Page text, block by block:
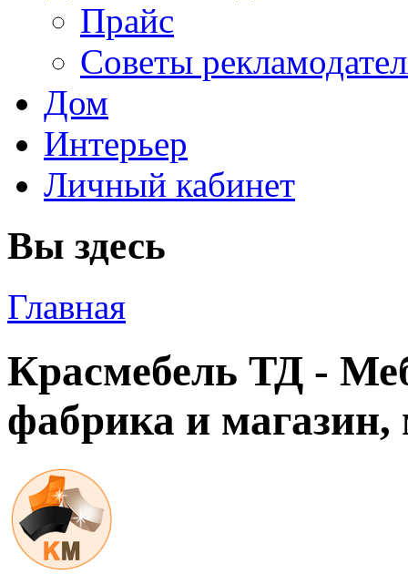
Прайс
Советы
Дом
Интерьер
Личный кабинет
Вы здесь
Главная
Красмебель ТД -
фабрика и магазин,